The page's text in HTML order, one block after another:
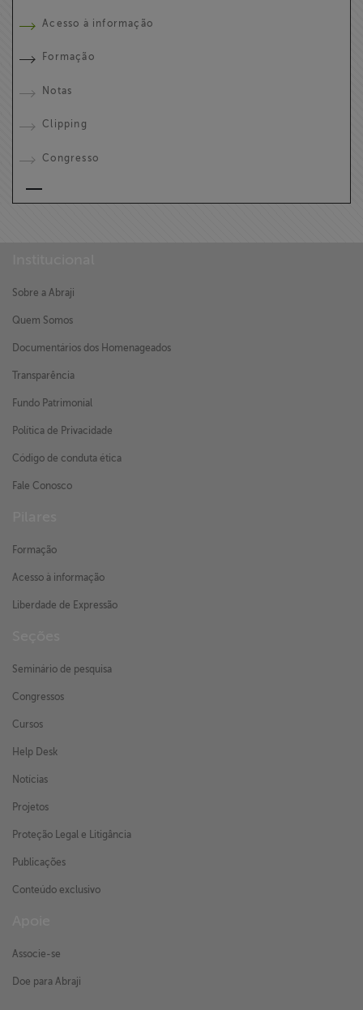
Acesso à informação
Formação
Notas
Clipping
Congresso
Sobre a Abraji
Quem Somos
Documentários dos Homenageados
Transparência
Fundo Patrimonial
Política de Privacidade
Código de conduta ética
Fale Conosco
Formação
Acesso à informação
Liberdade de Expressão
Seminário de pesquisa
Congressos
Cursos
Help Desk
Notícias
Projetos
Proteção Legal e Litigância
Publicações
Conteúdo exclusivo
Associe-se
Doe para Abraji